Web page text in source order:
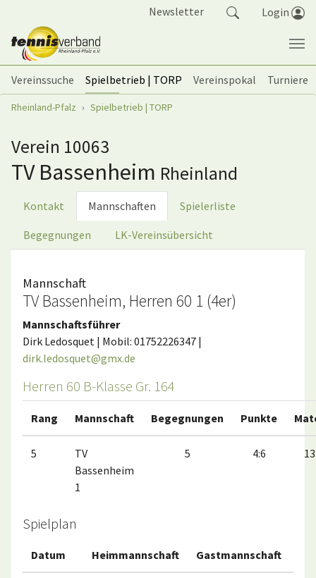
Newsletter Login
Vereinssuche Spielbetrieb | TORP Vereinspokal
Turniere
Sie sind hier:
Rheinland-Pfalz Spielbetrieb | TORP
Verein 10063
TV Bassenheim Rheinland
Kontakt Mannschaften Spielerliste
Begegnungen LK-Vereinsübersicht
Mannschaft
TV Bassenheim, Herren 60 1 (4er)
Mannschaftsführer
Dirk Ledosquet | Mobil: 01752226347 |
dirk.ledosquet@gmx.de
Herren 60 B-Klasse Gr. 164
Rang Mannschaft Begegnungen Punkte
5
TV
Bassenheim
1
5 4:6
Spielplan
Datum Heimmannschaft Gastmannschaft